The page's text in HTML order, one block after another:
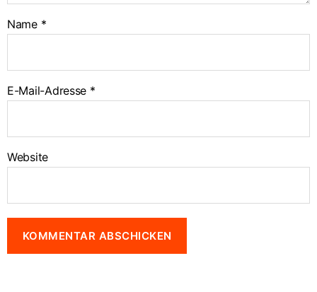
Name *
E-Mail-Adresse *
Website